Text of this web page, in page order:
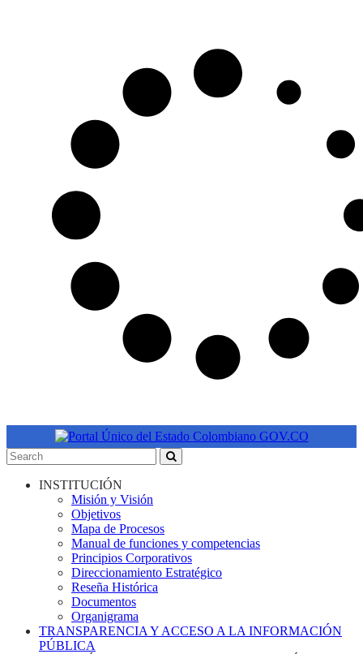
INSTITUCIÓN
Misión y Visión
Objetivos
Mapa de Procesos
Manual de funciones y competencias
Principios Corporativos
Direccionamiento Estratégico
Reseña Histórica
Documentos
Organigrama
TRANSPARENCIA Y ACCESO A LA INFORMACIÓN
PÚBLICA